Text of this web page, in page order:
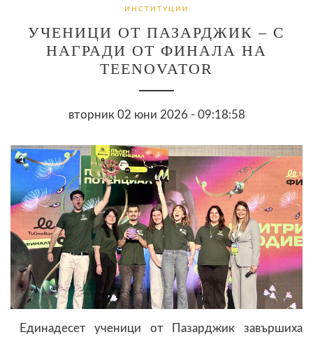
ИНСТИТУЦИИ
УЧЕНИЦИ ОТ ПАЗАРДЖИК – С
НАГРАДИ ОТ ФИНАЛА НА
TEENOVATOR
вторник 02 юни 2026 - 09:18:58
Единадесет ученици от Пазарджик завършиха